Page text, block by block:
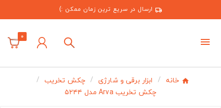
ارسال در سریع ترین زمان ممکن :)
0
خانه ابزار برقی و شارژی
چکش تخریب
چکش تخریب Arva مدل ۵۲۴۴